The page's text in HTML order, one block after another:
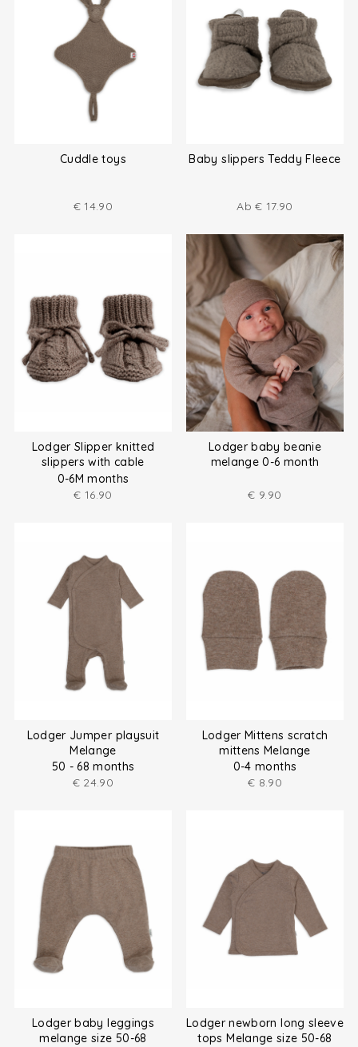
Cuddle toys
€ 14.90
Baby slippers Teddy Fleece
Ab€ 17.90
Lodger Slipper knitted
slippers with cable
0-6M months
€ 16.90
Lodger baby beanie
melange 0-6 month
€ 9.90
Lodger Jumper playsuit
Melange
50 - 68 months
€ 24.90
Lodger Mittens scratch
mittens Melange
0-4 months
€ 8.90
Lodger baby leggings
melange size 50-68
Lodger newborn long sleeve
tops Melange size 50-68